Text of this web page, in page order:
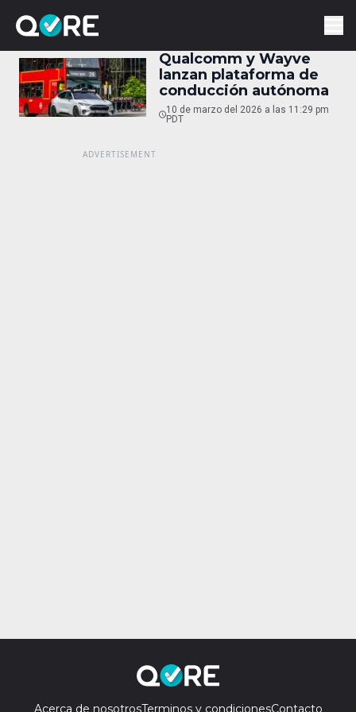
Qualcomm y Wayve
lanzan plataforma de
conducción autónoma
10 de marzo del 2026 a las 11:29 pm
PDT
Acerca de nosotrosTerminos y condicionesContacto